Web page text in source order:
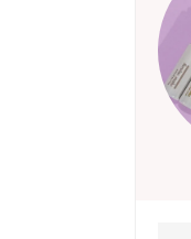
O
R
T
U
N